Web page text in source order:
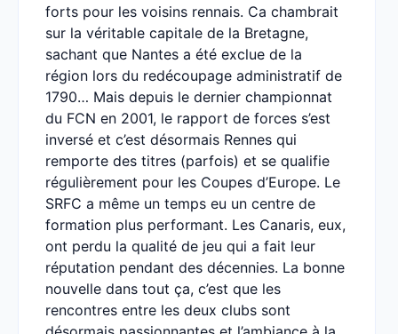
forts pour les voisins rennais. Ca chambrait
sur la véritable capitale de la Bretagne,
sachant que Nantes a été exclue de la
région lors du redécoupage administratif de
1790… Mais depuis le dernier championnat
du FCN en 2001, le rapport de forces s’est
inversé et c’est désormais Rennes qui
remporte des titres (parfois) et se qualifie
régulièrement pour les Coupes d’Europe. Le
SRFC a même un temps eu un centre de
formation plus performant. Les Canaris, eux,
ont perdu la qualité de jeu qui a fait leur
réputation pendant des décennies. La bonne
nouvelle dans tout ça, c’est que les
rencontres entre les deux clubs sont